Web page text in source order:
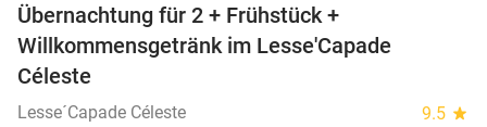
Übernachtung für 2 + Frühstück +
Willkommensgetränk im Lesse'Capade
Céleste
Lesse´Capade Céleste 9.5 star